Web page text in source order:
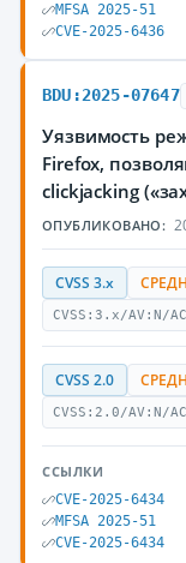
MFSA 2025-51
CVE-2025-6436
BDU:2025-07647
Уязвимость
Firefox,
clickjacking
ОПУБЛИКОВАНО:
CVSS 3.x
CVSS:3.x/AV:N/
CVSS 2.0
CVSS:2.0/AV:N/
ССЫЛКИ
CVE-2025-6434
MFSA 2025-51
CVE-2025-6434